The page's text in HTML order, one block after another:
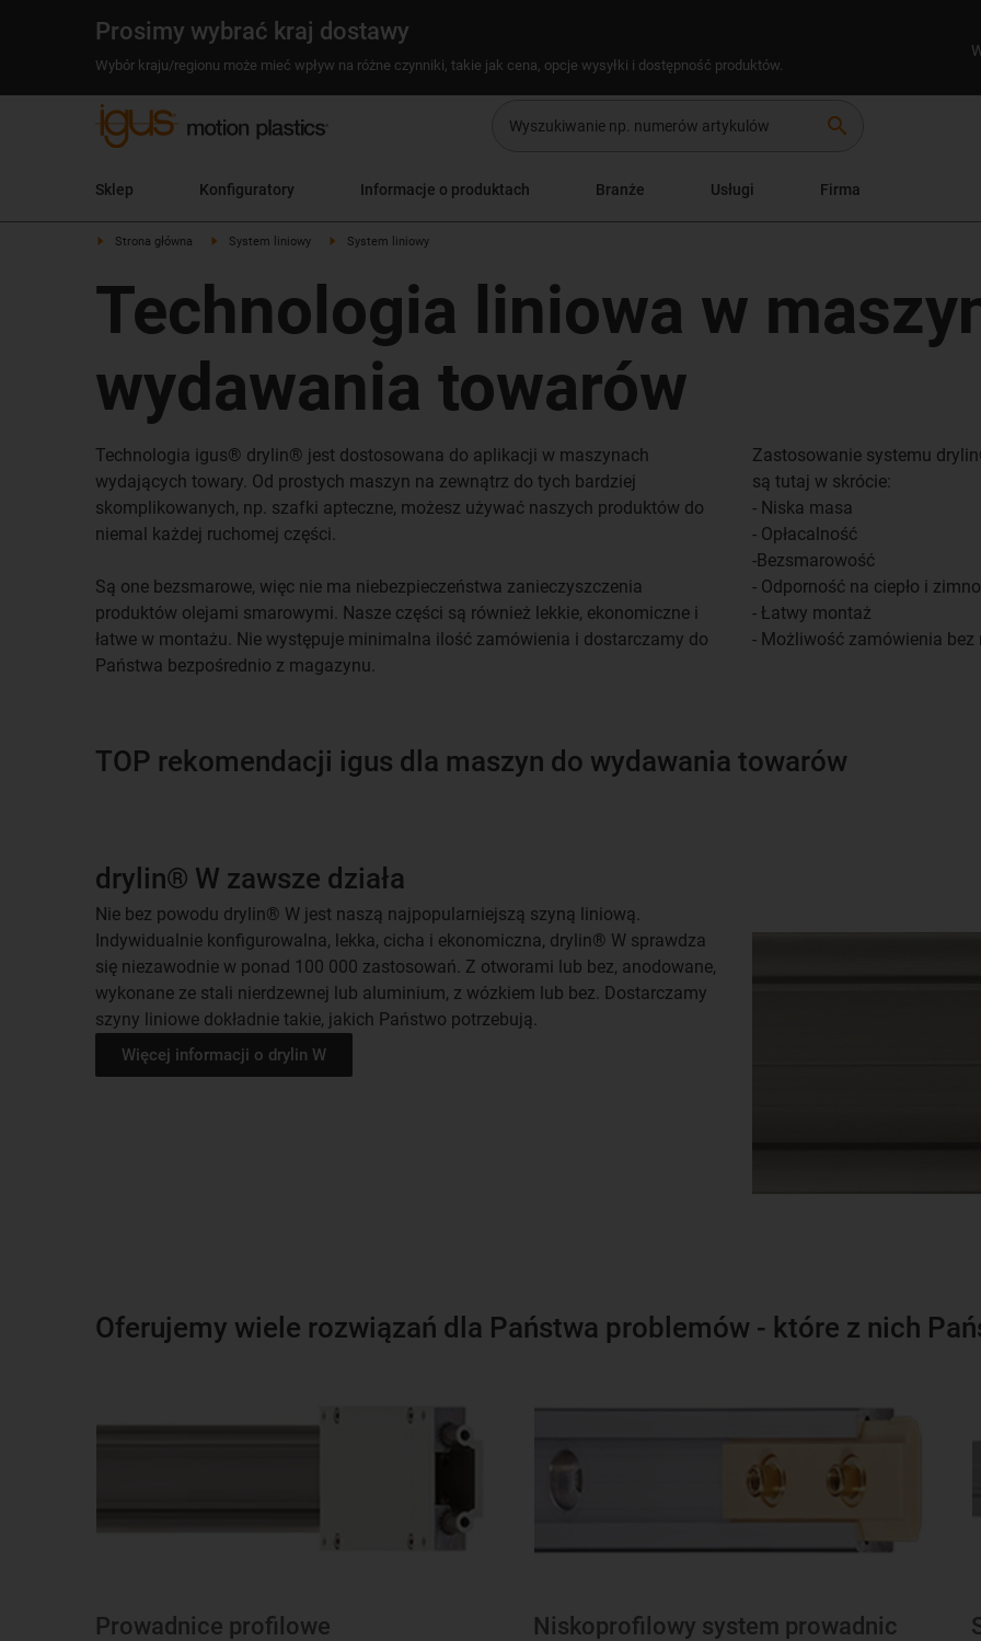
Prosimy wybrać kraj dostawy
Wybór kraju/regionu może mieć wpływ na różne czynniki, takie jak cena, opcje wysyłki i dostępność produktów.
search
Sklep Konfiguratory Informacje o produktach Branże Usługi Firma
Strona główna System liniowy System liniowy
Technologia liniowa w
wydawania towarów
Technologia igus® drylin® jest dostosowana do aplikacji w maszynach
wydających towary. Od prostych maszyn na zewnątrz do tych bardziej
skomplikowanych, np. szafki apteczne, możesz używać naszych produktów do
niemal każdej ruchomej części.
Są one bezsmarowe, więc nie ma niebezpieczeństwa zanieczyszczenia
produktów olejami smarowymi. Nasze części są również lekkie, ekonomiczne i
łatwe w montażu. Nie występuje minimalna ilość zamówienia i dostarczamy do
Państwa bezpośrednio z magazynu.
Zastosowanie systemu
są tutaj w skrócie:
- Niska masa
- Opłacalność
-Bezsmarowość
- Odporność na ciepło i zimno
- Łatwy montaż
- Możliwość zamówienia
TOP rekomendacji igus dla maszyn do wydawania towarów
drylin® W zawsze działa
Nie bez powodu drylin® W jest naszą najpopularniejszą szyną liniową.
Indywidualnie konfigurowalna, lekka, cicha i ekonomiczna, drylin® W sprawdza
się niezawodnie w ponad 100 000 zastosowań. Z otworami lub bez, anodowane,
wykonane ze stali nierdzewnej lub aluminium, z wózkiem lub bez. Dostarczamy
szyny liniowe dokładnie takie, jakich Państwo potrzebują.
Więcej informacji o drylin W
Oferujemy wiele rozwiązań dla Państwa problemów - które z nich
Prowadnice profilowe Niskoprofilowy system prowadnic